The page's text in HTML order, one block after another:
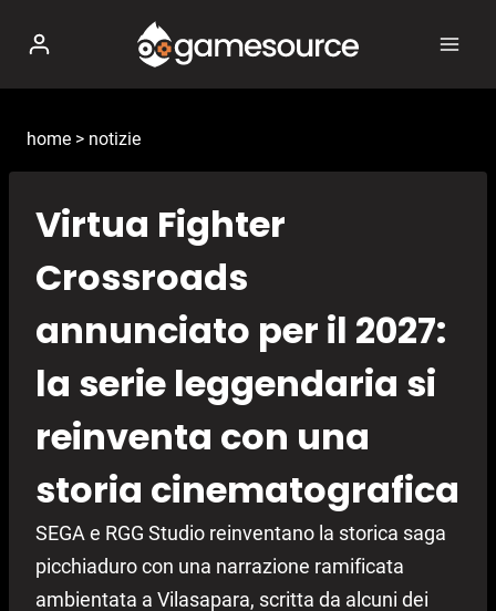
contenuto
home > notizie
Virtua Fighter
Crossroads
annunciato per il 2027:
la serie leggendaria si
reinventa con una
storia cinematografica
SEGA e RGG Studio reinventano la storica saga
picchiaduro con una narrazione ramificata
ambientata a Vilasapara, scritta da alcuni dei